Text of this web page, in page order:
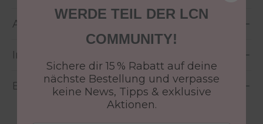
Anwendung
Inhaltsstoffe
Bewertungen
WERDE TEIL DER LCN
COMMUNITY!
Sichere dir 15 % Rabatt auf deine
nächste Bestellung und verpasse
keine News, Tipps & exklusive
Aktionen.